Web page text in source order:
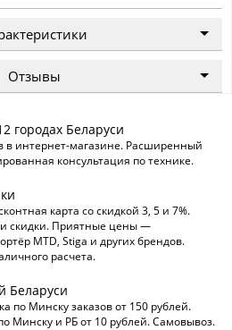
Отзывы
городах Беларуси
в интернет-магазине. Расширенный
консультация по технике.
карта со скидкой 3, 5 и 7%.
скидки. Приятные цены —
MTD, Stiga и других брендов.
расчета.
Беларуси
по Минску заказов от 150 рублей.
Минску и РБ от 10 рублей. Самовывоз.